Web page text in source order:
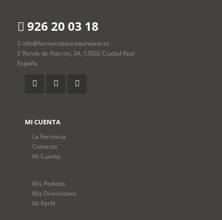
926 20 03 18
info@farmacialauraquintana.es
Ronda de Alarcos, 34, 13002 Ciudad Real
España
MI CUENTA
La Farmacia
Contacto
Mi Cuenta
Mis Pedidos
Mis Direcciones
Mi Perfil